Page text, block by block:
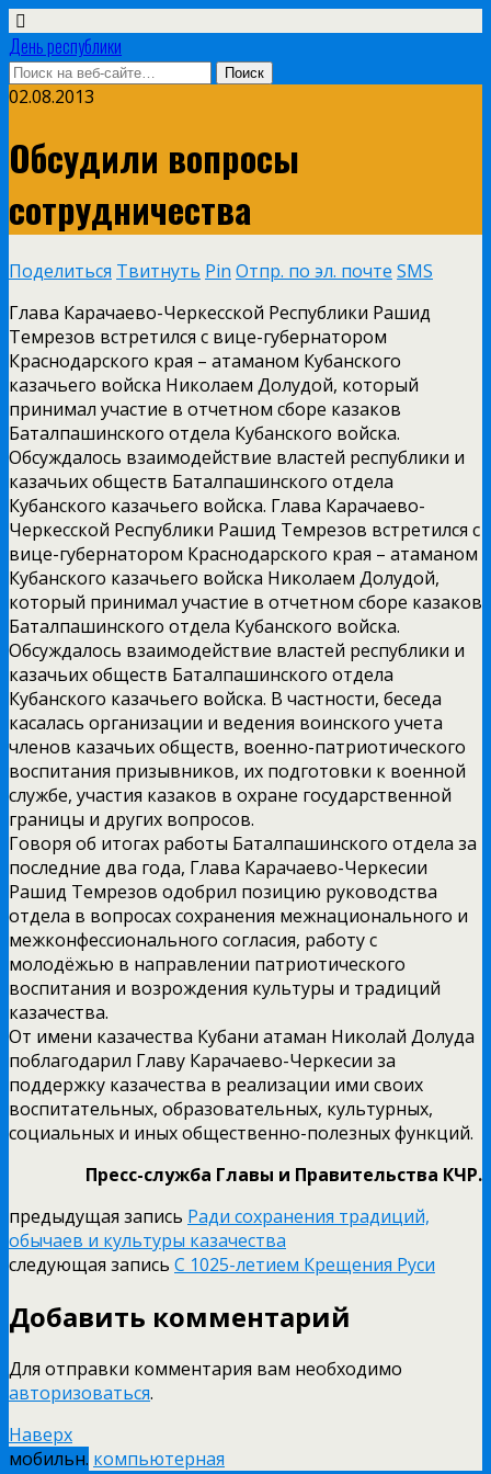
День республики
02.08.2013
Обсудили вопросы
сотрудничества
Поделиться Твитнуть Pin Отпр. по эл. почте SMS
Глава Карачаево-Черкесской Республики Рашид
Темрезов встретился с вице-губернатором
Краснодарского края – атаманом Кубанского
казачьего войска Николаем Долудой, который
принимал участие в отчетном сборе казаков
Баталпашинского отдела Кубанского войска.
Обсуждалось взаимодействие властей республики и
казачьих обществ Баталпашинского отдела
Кубанского казачьего войска. Глава Карачаево-
Черкесской Республики Рашид Темрезов встретился с
вице-губернатором Краснодарского края – атаманом
Кубанского казачьего войска Николаем Долудой,
который принимал участие в отчетном сборе казаков
Баталпашинского отдела Кубанского войска.
Обсуждалось взаимодействие властей республики и
казачьих обществ Баталпашинского отдела
Кубанского казачьего войска. В частности, беседа
касалась организации и ведения воинского учета
членов казачьих обществ, военно-патриотического
воспитания призывников, их подготовки к военной
службе, участия казаков в охране государственной
границы и других вопросов.
Говоря об итогах работы Баталпашинского отдела за
последние два года, Глава Карачаево-Черкесии
Рашид Темрезов одобрил позицию руководства
отдела в вопросах сохранения межнационального и
межконфессионального согласия, работу с
молодёжью в направлении патриотического
воспитания и возрождения культуры и традиций
казачества.
От имени казачества Кубани атаман Николай Долуда
поблагодарил Главу Карачаево-Черкесии за
поддержку казачества в реализации ими своих
воспитательных, образовательных, культурных,
социальных и иных общественно-полезных функций.
Пресс-служба Главы и Правительства КЧР.
предыдущая запись Ради сохранения традиций,
обычаев и культуры казачества
следующая запись С 1025-летием Крещения Руси
Добавить комментарий
Для отправки комментария вам необходимо
авторизоваться.
Наверх
мобильн. компьютерная